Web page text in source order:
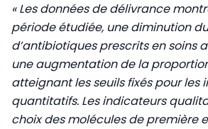
« Les données de délivrance
période étudiée, une diminution
d’antibiotiques prescrits en soins
une augmentation de la
atteignant les seuils fixés pour les
quantitatifs. Les indicateurs
choix des molécules de première